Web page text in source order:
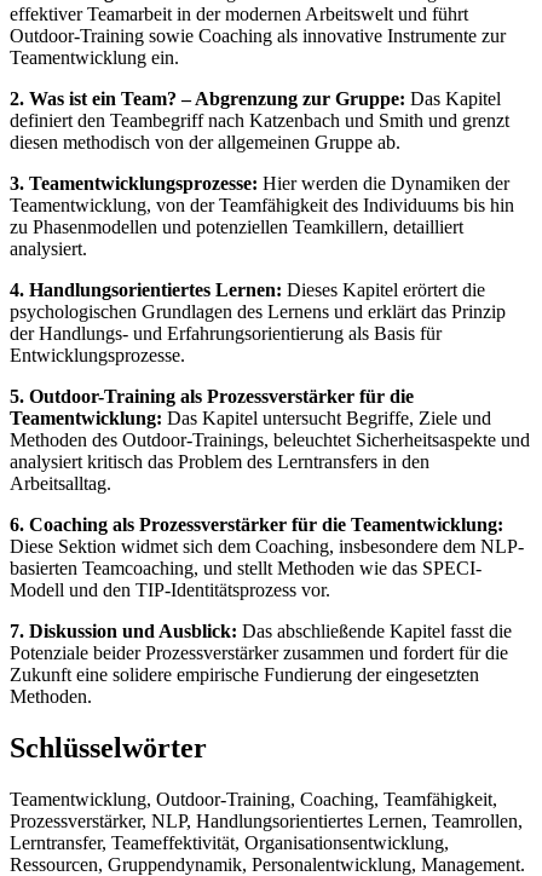
effektiver Teamarbeit in der modernen Arbeitswelt und führt
Outdoor-Training sowie Coaching als innovative Instrumente zur
Teamentwicklung ein.
2. Was ist ein Team? – Abgrenzung zur Gruppe: Das Kapitel
definiert den Teambegriff nach Katzenbach und Smith und grenzt
diesen methodisch von der allgemeinen Gruppe ab.
3. Teamentwicklungsprozesse: Hier werden die Dynamiken der
Teamentwicklung, von der Teamfähigkeit des Individuums bis hin
zu Phasenmodellen und potenziellen Teamkillern, detailliert
analysiert.
4. Handlungsorientiertes Lernen: Dieses Kapitel erörtert die
psychologischen Grundlagen des Lernens und erklärt das Prinzip
der Handlungs- und Erfahrungsorientierung als Basis für
Entwicklungsprozesse.
5. Outdoor-Training als Prozessverstärker für die
Teamentwicklung: Das Kapitel untersucht Begriffe, Ziele und
Methoden des Outdoor-Trainings, beleuchtet Sicherheitsaspekte und
analysiert kritisch das Problem des Lerntransfers in den
Arbeitsalltag.
6. Coaching als Prozessverstärker für die Teamentwicklung:
Diese Sektion widmet sich dem Coaching, insbesondere dem NLP-
basierten Teamcoaching, und stellt Methoden wie das SPECI-
Modell und den TIP-Identitätsprozess vor.
7. Diskussion und Ausblick: Das abschließende Kapitel fasst die
Potenziale beider Prozessverstärker zusammen und fordert für die
Zukunft eine solidere empirische Fundierung der eingesetzten
Methoden.
Schlüsselwörter
Teamentwicklung, Outdoor-Training, Coaching, Teamfähigkeit,
Prozessverstärker, NLP, Handlungsorientiertes Lernen, Teamrollen,
Lerntransfer, Teameffektivität, Organisationsentwicklung,
Ressourcen, Gruppendynamik, Personalentwicklung, Management.